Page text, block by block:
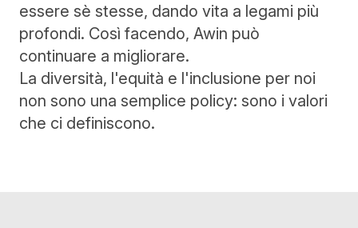
essere sè stesse, dando vita a legami più
profondi. Così facendo, Awin può
continuare a migliorare.
La diversità, l'equità e l'inclusione per noi
non sono una semplice policy: sono i valori
che ci definiscono.